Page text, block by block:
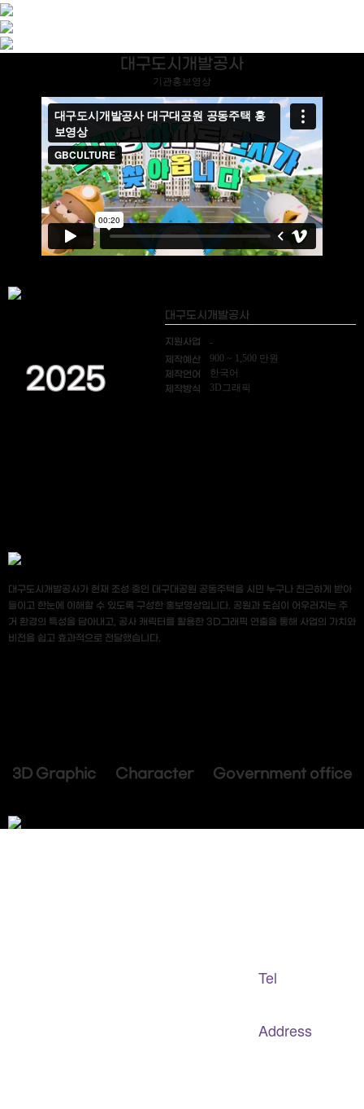
대구도시개발공사
기관홍보영상
2025
대구도시개발공사
지원사업 -
제작예산 900 ~ 1,500 만원
제작언어 한국어
제작방식 3D그래픽
대구도시개발공사가 현재 조성 중인 대구대공원 공동주택을 시민 누구나 친근하게 받아
들이고 한눈에 이해할 수 있도록 구성한 홍보영상입니다. 공원과 도심이 어우러지는 주
거 환경의 특성을 담아내고, 공사 캐릭터를 활용한 3D그래픽 연출을 통해 사업의 가치와
비전을 쉽고 효과적으로 전달했습니다.
3D Graphic Character Government office
Tel
Address